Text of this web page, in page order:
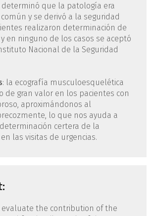
determinó que la patología era
y se derivó a la seguridad
realizaron determinación de
en ninguno de los casos se aceptó
Nacional de la Seguridad
: la ecografía musculoesquelética
de gran valor en los pacientes con
aproximándonos al
lo que nos ayuda a
certera de la
las visitas de urgencias.
evaluate the contribution of the